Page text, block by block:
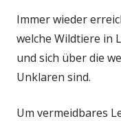
Immer wieder
welche Wildtiere in
und sich über die
Unklaren sind.
Um vermeidbares